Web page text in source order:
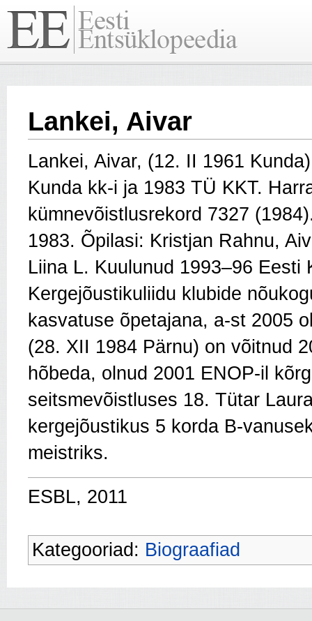
Lankei, Aivar
Lankei, Aivar, (12. II 1961
Kunda kk-i ja 1983 TÜ KKT.
kümnevõistlusrekord 7327
1983. Õpilasi: Kristjan Rahnu,
Liina L. Kuulunud 1993–96 Eesti
Kergejõustikuliidu klubide
kasvatuse õpetajana, a-st 2005
(28. XII 1984 Pärnu) on võitnud
hõbeda, olnud 2001 ENOP-il
seitsmevõistluses 18. Tütar
kergejõustikus 5 korda B-
meistriks.
ESBL, 2011
Kategooriad: Biograafiad